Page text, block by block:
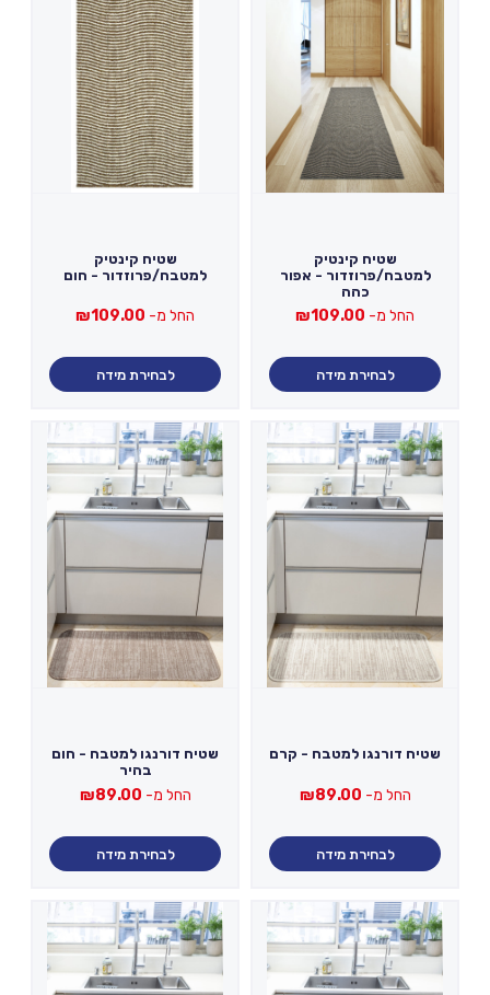
שטיח קינטיק
למטבח/פרוזדור - אפור
כהה
החל מ- ₪109.00
לבחירת מידה
שטיח קינטיק
למטבח/פרוזדור - חום
החל מ- ₪109.00
לבחירת מידה
שטיח דורנגו למטבח - קרם
החל מ- ₪89.00
לבחירת מידה
שטיח דורנגו למטבח - חום
בהיר
החל מ- ₪89.00
לבחירת מידה